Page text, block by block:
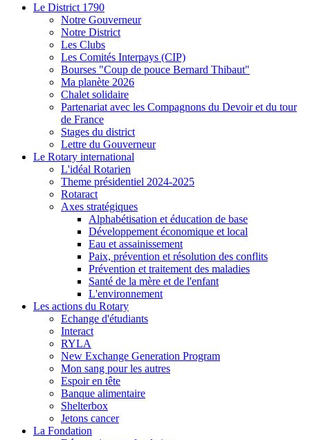
Le District 1790
Notre Gouverneur
Notre District
Les Clubs
Les Comités Interpays (CIP)
Bourses "Coup de pouce Bernard Thibaut"
Ma planète 2026
Chalet solidaire
Partenariat avec les Compagnons du Devoir et du tour
de France
Stages du district
Lettre du Gouverneur
Le Rotary international
L'idéal Rotarien
Theme présidentiel 2024-2025
Rotaract
Axes stratégiques
Alphabétisation et éducation de base
Développement économique et local
Eau et assainissement
Paix, prévention et résolution des conflits
Prévention et traitement des maladies
Santé de la mère et de l'enfant
L'environnement
Les actions du Rotary
Echange d'étudiants
Interact
RYLA
New Exchange Generation Program
Mon sang pour les autres
Espoir en tête
Banque alimentaire
Shelterbox
Jetons cancer
La Fondation